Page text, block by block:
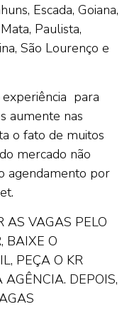
Escada, Goiana,
Paulista,
São Lourenço e
experiência para
aumente nas
o fato de muitos
mercado não
agendamento por
AS VAGAS PELO
BAIXE O
PEÇA O KR
DEPOIS,